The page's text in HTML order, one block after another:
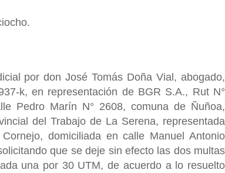
por don José Tomás Doña Vial, abogado,
k, en representación de BGR S.A., Rut N°
Pedro Marín N° 2608, comuna de Ñuñoa,
del Trabajo de La Serena, representada
domiciliada en calle Manuel Antonio
que se deje sin efecto las dos multas
una por 30 UTM, de acuerdo a lo resuelto